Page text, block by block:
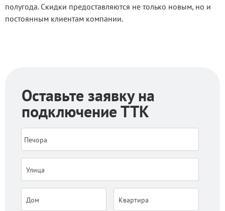
полугода. Скидки предоставляются не только новым, но и
постоянным клиентам компании.
Оставьте заявку на
подключение ТТК